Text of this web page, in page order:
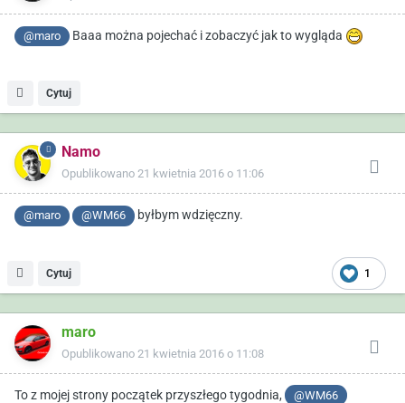
@maro Baaa można pojechać i zobaczyć jak to wygląda
Cytuj
Namo
Opublikowano 21 kwietnia 2016 o 11:06
@maro @WM66 byłbym wdzięczny.
1
Cytuj
maro
Opublikowano 21 kwietnia 2016 o 11:08
To z mojej strony początek przyszłego tygodnia, @WM66